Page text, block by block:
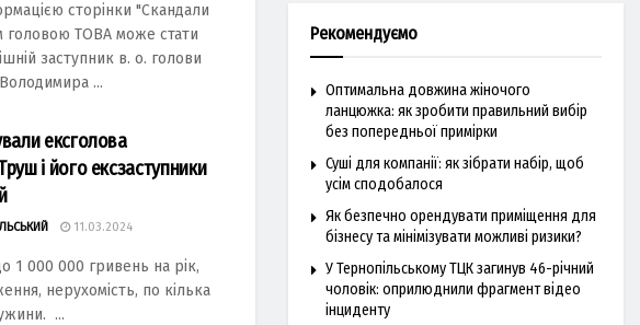
сторінки "Скандали
головою ТОВА може стати
заступник в. о. голови
...
ексголова
і його ексзаступники
11.03.2024
1 000 000 гривень на рік,
нерухомість, по кілька
...
Рекомендуємо
Оптимальна довжина жіночого
ланцюжка: як зробити правильний вибір
без попередньої примірки
Суші для компанії: як зібрати набір, щоб
усім сподобалося
Як безпечно орендувати приміщення для
бізнесу та мінімізувати можливі ризики?
У Тернопільському ТЦК загинув 46-річний
чоловік: оприлюднили фрагмент відео
інциденту